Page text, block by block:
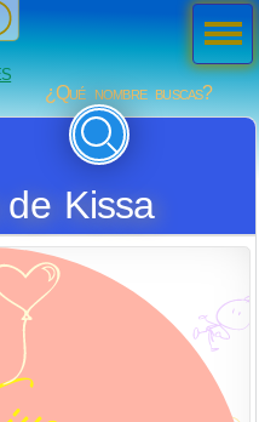
¿Qué nombre buscas?
Kissa
Men
ú